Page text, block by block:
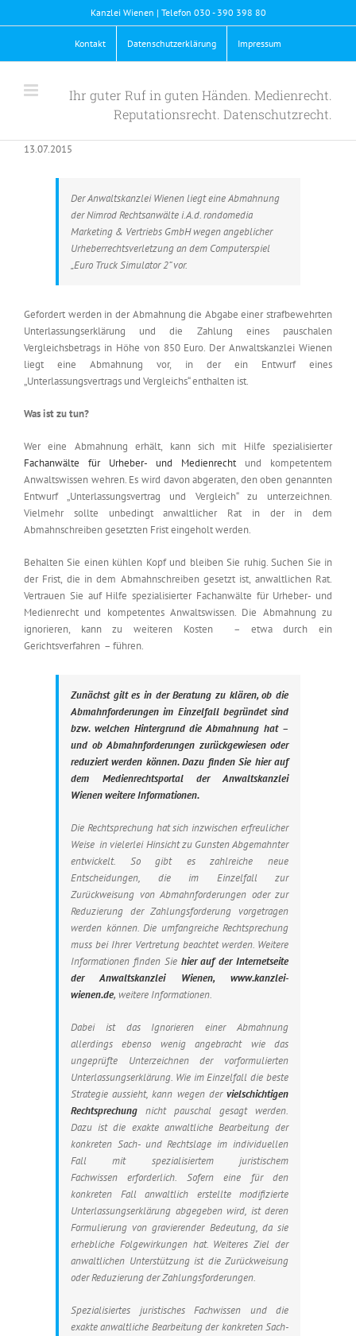
to
Kanzlei Wienen | Telefon 030 - 390 398 80
Kontakt Datenschutzerklärung Impressum
Ihr guter Ruf in guten Händen. Medienrecht.
Reputationsrecht. Datenschutzrecht.
13.07.2015
Der Anwaltskanzlei Wienen liegt eine Abmahnung
der Nimrod Rechtsanwälte i.A.d. rondomedia
Marketing & Vertriebs GmbH wegen angeblicher
Urheberrechtsverletzung an dem Computerspiel
„Euro Truck Simulator 2“ vor.
Gefordert werden in der Abmahnung die Abgabe einer strafbewehrten
Unterlassungserklärung und die Zahlung eines pauschalen
Vergleichsbetrags in Höhe von 850 Euro. Der Anwaltskanzlei Wienen
liegt eine Abmahnung vor, in der ein Entwurf eines
„Unterlassungsvertrags und Vergleichs“ enthalten ist.
Was ist zu tun?
Wer eine Abmahnung erhält, kann sich mit Hilfe spezialisierter
Fachanwälte für Urheber- und Medienrechtund kompetentem
Anwaltswissen wehren. Es wird davon abgeraten, den oben genannten
Entwurf „Unterlassungsvertrag und Vergleich“ zu unterzeichnen.
Vielmehr sollte unbedingt anwaltlicher Rat in der in dem
Abmahnschreiben gesetzten Frist eingeholt werden.
Behalten Sie einen kühlen Kopf und bleiben Sie ruhig. Suchen Sie in
der Frist, die in dem Abmahnschreiben gesetzt ist, anwaltlichen Rat.
Vertrauen Sie auf Hilfe spezialisierter Fachanwälte für Urheber- und
Medienrecht und kompetentes Anwaltswissen. Die Abmahnung zu
ignorieren, kann zu weiteren Kosten – etwa durch ein
Gerichtsverfahren – führen.
Zunächst gilt es in der Beratung zu klären, ob die
Abmahnforderungen im Einzelfall begründet sind
bzw. welchen Hintergrund die Abmahnung hat –
und ob Abmahnforderungen zurückgewiesen oder
reduziert werden können. Dazu finden Sie hier auf
dem Medienrechtsportal der Anwaltskanzlei
Wienen weitere Informationen.
Die Rechtsprechung hat sich inzwischen erfreulicher
Weise in vielerlei Hinsicht zu Gunsten Abgemahnter
entwickelt. So gibt es zahlreiche neue
Entscheidungen, die im Einzelfall zur
Zurückweisung von Abmahnforderungen oder zur
Reduzierung der Zahlungsforderung vorgetragen
werden können. Die umfangreiche Rechtsprechung
muss bei Ihrer Vertretung beachtet werden. Weitere
Informationen finden Sie hier auf der Internetseite
der Anwaltskanzlei Wienen, www.kanzlei-
wienen.de, weitere Informationen.
Dabei ist das Ignorieren einer Abmahnung
allerdings ebenso wenig angebracht wie das
ungeprüfte Unterzeichnen der vorformulierten
Unterlassungserklärung. Wie im Einzelfall die beste
Strategie aussieht, kann wegen der vielschichtigen
Rechtsprechung nicht pauschal gesagt werden.
Dazu ist die exakte anwaltliche Bearbeitung der
konkreten Sach- und Rechtslage im individuellen
Fall mit spezialisiertem juristischem
Fachwissen erforderlich. Sofern eine für den
konkreten Fall anwaltlich erstellte modifizierte
Unterlassungserklärung abgegeben wird, ist deren
Formulierung von gravierender Bedeutung, da sie
erhebliche Folgewirkungen hat. Weiteres Ziel der
anwaltlichen Unterstützung ist die Zurückweisung
oder Reduzierung der Zahlungsforderungen.
Spezialisiertes juristisches Fachwissen und die
exakte anwaltliche Bearbeitung der konkreten Sach-